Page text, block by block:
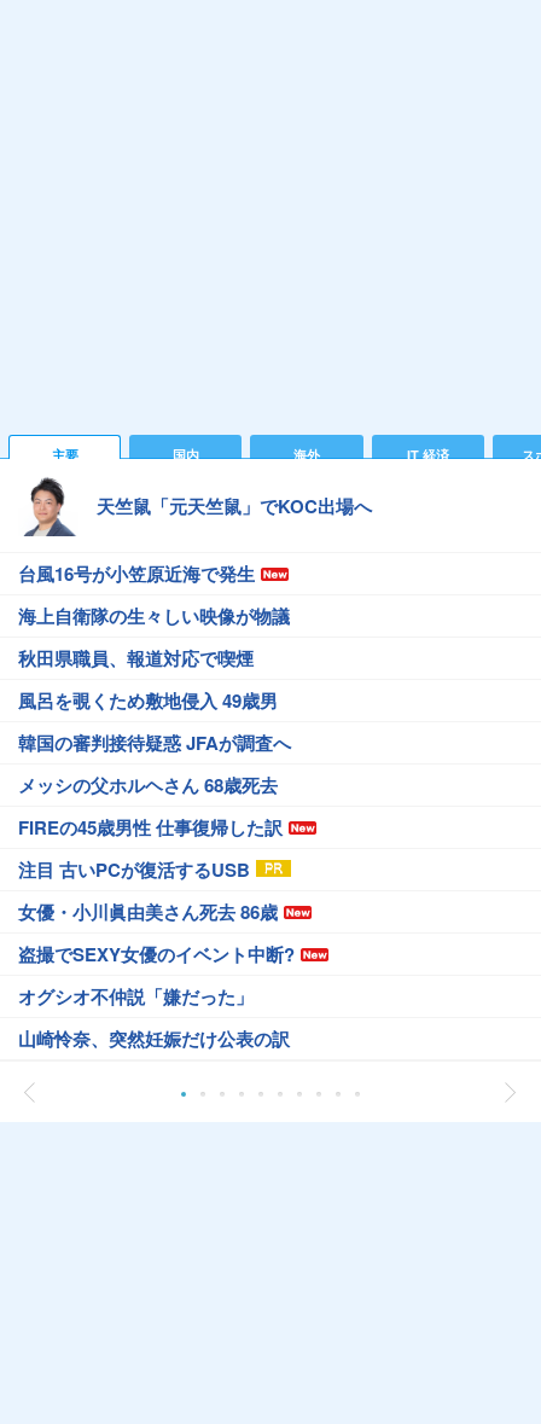
主要 国内 海外 IT 経済 ス
天竺鼠「元天竺鼠」でKOC出場へ
台風16号が小笠原近海で発生
海上自衛隊の生々しい映像が物議
秋田県職員、報道対応で喫煙
風呂を覗くため敷地侵入 49歳男
韓国の審判接待疑惑 JFAが調査へ
メッシの父ホルヘさん 68歳死去
FIREの45歳男性 仕事復帰した訳
注目 古いPCが復活するUSB
女優・小川眞由美さん死去 86歳
盗撮でSEXY女優のイベント中断?
オグシオ不仲説「嫌だった」
山崎怜奈、突然妊娠だけ公表の訳